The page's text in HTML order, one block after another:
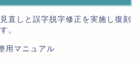
直しと誤字脱字修正を実施し復刻
。
用マニュアル